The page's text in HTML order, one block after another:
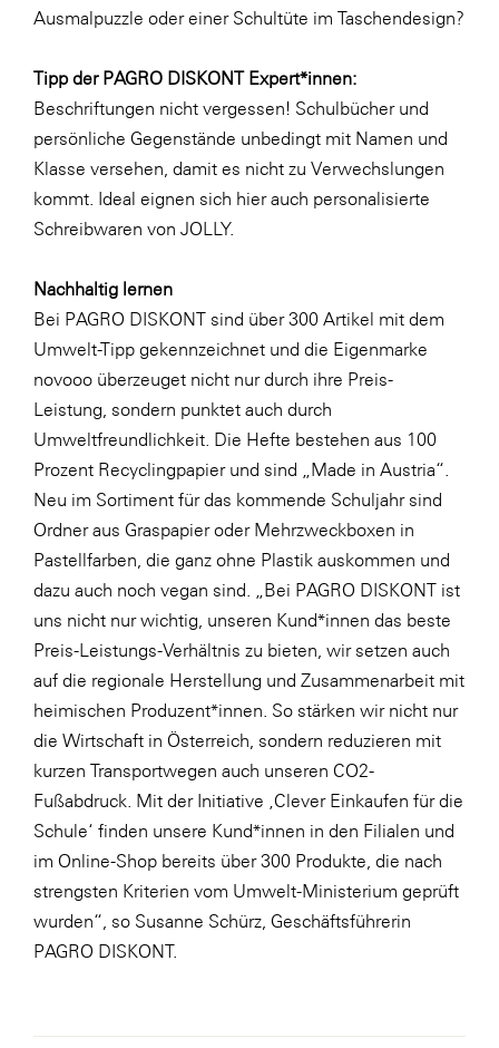
WK UBIT
Zühlke
Media
Ausmalpuzzle oder einer Schultüte im Taschendesign?
Tipp der PAGRO DISKONT Expert*innen:
Beschriftungen nicht vergessen! Schulbücher und
persönliche Gegenstände unbedingt mit Namen und
Klasse versehen, damit es nicht zu Verwechslungen
kommt. Ideal eignen sich hier auch personalisierte
Schreibwaren von JOLLY.
Nachhaltig lernen
Bei PAGRO DISKONT sind über 300 Artikel mit dem
Umwelt-Tipp gekennzeichnet und die Eigenmarke
novooo überzeuget nicht nur durch ihre Preis-
Leistung, sondern punktet auch durch
Umweltfreundlichkeit. Die Hefte bestehen aus 100
Prozent Recyclingpapier und sind „Made in Austria“.
Neu im Sortiment für das kommende Schuljahr sind
Ordner aus Graspapier oder Mehrzweckboxen in
Pastellfarben, die ganz ohne Plastik auskommen und
dazu auch noch vegan sind. „Bei PAGRO DISKONT ist
uns nicht nur wichtig, unseren Kund*innen das beste
Preis-Leistungs-Verhältnis zu bieten, wir setzen auch
auf die regionale Herstellung und Zusammenarbeit mit
heimischen Produzent*innen. So stärken wir nicht nur
die Wirtschaft in Österreich, sondern reduzieren mit
kurzen Transportwegen auch unseren CO2-
Fußabdruck. Mit der Initiative ‚Clever Einkaufen für die
Schule‘ finden unsere Kund*innen in den Filialen und
im Online-Shop bereits über 300 Produkte, die nach
strengsten Kriterien vom Umwelt-Ministerium geprüft
wurden“, so Susanne Schürz, Geschäftsführerin
PAGRO DISKONT.